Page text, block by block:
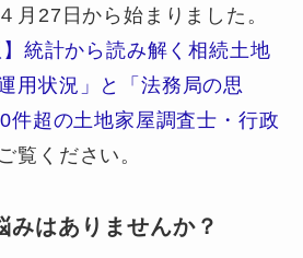
月27日から始まりました。
】統計から読み解く相続土地
用状況」と「法務局の思
件超の土地家屋調査士・行政
覧ください。
みはありませんか？